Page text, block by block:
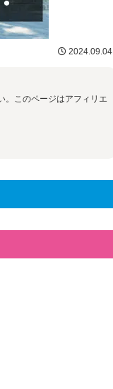
2024.09.04
。このページはアフィリエ